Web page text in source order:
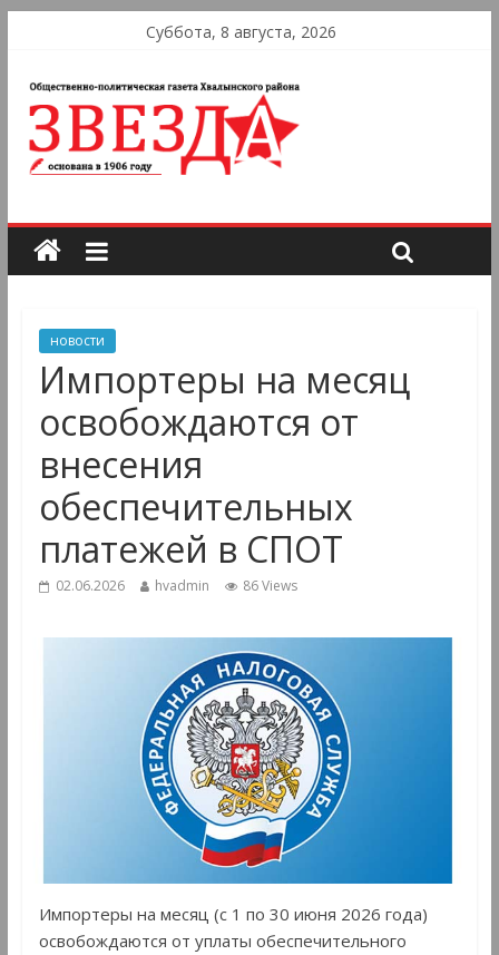
Суббота, 8 августа, 2026
новости
Импортеры на месяц
освобождаются от
внесения
обеспечительных
платежей в СПОТ
02.06.2026 hvadmin 86 Views
Импортеры на месяц (с 1 по 30 июня 2026 года)
освобождаются от уплаты обеспечительного